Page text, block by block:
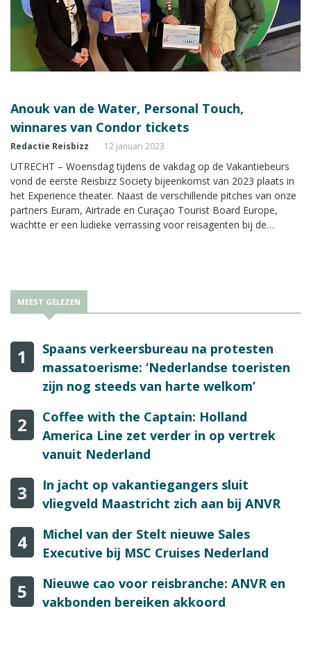
Anouk van de Water, Personal Touch,
winnares van Condor tickets
Redactie Reisbizz 12 januari 2023
UTRECHT – Woensdag tijdens de vakdag op de Vakantiebeurs
vond de eerste Reisbizz Society bijeenkomst van 2023 plaats in
het Experience theater. Naast de verschillende pitches van onze
partners Euram, Airtrade en Curaçao Tourist Board Europe,
wachtte er een ludieke verrassing voor reisagenten bij de
MEEST GELEZEN
1
Spaans verkeersbureau na protesten
massatoerisme: ‘Nederlandse toeristen
zijn nog steeds van harte welkom’
2
Coffee with the Captain: Holland
America Line zet verder in op vertrek
vanuit Nederland
3
In jacht op vakantiegangers sluit
vliegveld Maastricht zich aan bij ANVR
4
Michel van der Stelt nieuwe Sales
Executive bij MSC Cruises Nederland
5
Nieuwe cao voor reisbranche: ANVR en
vakbonden bereiken akkoord